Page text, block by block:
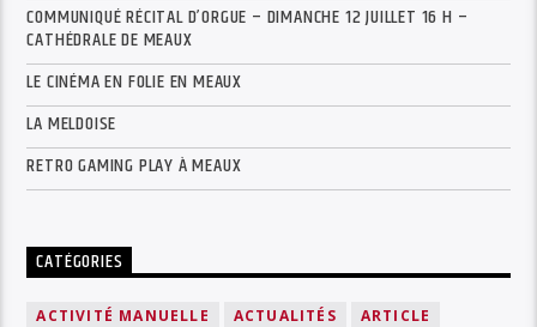
COMMUNIQUÉ RÉCITAL D’ORGUE – DIMANCHE 12 JUILLET 16 H –
CATHÉDRALE DE MEAUX
LE CINÉMA EN FOLIE EN MEAUX
LA MELDOISE
RETRO GAMING PLAY À MEAUX
CATÉGORIES
ACTIVITÉ MANUELLE ACTUALITÉS
ARTICLE